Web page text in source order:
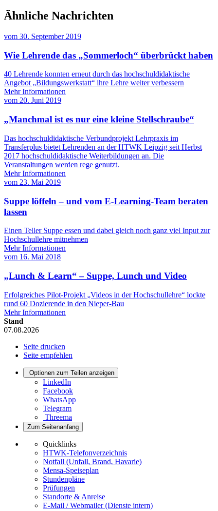
Ähnliche Nachrichten
vom 30. September 2019
Wie Lehrende das „Sommerloch“ überbrückt haben
40 Lehrende konnten erneut durch das hochschuldidaktische
Angebot „Bildungswerkstatt“ ihre Lehre weiter verbessern
Mehr Informationen
vom 20. Juni 2019
„Manchmal ist es nur eine kleine Stellschraube“
Das hochschuldidaktische Verbundprojekt Lehrpraxis im
Transferplus bietet Lehrenden an der HTWK Leipzig seit Herbst
2017 hochschuldidaktische Weiterbildungen an. Die
Veranstaltungen werden rege genutzt.
Mehr Informationen
vom 23. Mai 2019
Suppe löffeln – und vom E-Learning-Team beraten
lassen
Einen Teller Suppe essen und dabei gleich noch ganz viel Input zur
Hochschullehre mitnehmen
Mehr Informationen
vom 16. Mai 2018
„Lunch & Learn“ – Suppe, Lunch und Video
Erfolgreiches Pilot-Projekt „Videos in der Hochschullehre“ lockte
rund 60 Dozierende in den Nieper-Bau
Mehr Informationen
Stand
07.08.2026
Seite drucken
Seite empfehlen
Optionen zum Teilen anzeigen
LinkedIn
Facebook
WhatsApp
Telegram
Threema
Zum Seitenanfang
Quicklinks
HTWK-Telefonverzeichnis
Notfall (Unfall, Brand, Havarie)
Mensa-Speiseplan
Stundenpläne
Prüfungen
Standorte & Anreise
E-Mail / Webmailer (Dienste intern)